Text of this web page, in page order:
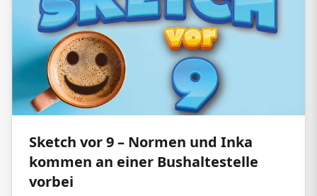
Sketch vor 9 – Normen und Inka
kommen an einer Bushaltestelle
vorbei